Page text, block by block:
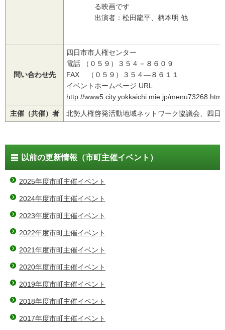
る映画です
出演者：松田龍平、柄本明 他
問い合わせ先
四日市市人権センター
電話 （０５９）３５４－８６０９
FAX （０５９）３５４―８６１１
イベントホームページ URL
http://www5.city.yokkaichi.mie.jp/menu73268.html
主催（共催）者 北勢人権啓発活動地域ネットワーク協議会、四日
以前の更新情報（市町主催イベント）
2025年度市町主催イベント
2024年度市町主催イベント
2023年度市町主催イベント
2022年度市町主催イベント
2021年度市町主催イベント
2020年度市町主催イベント
2019年度市町主催イベント
2018年度市町主催イベント
2017年度市町主催イベント